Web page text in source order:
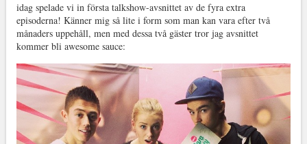
idag spelade vi in första talkshow-avsnittet av de fyra extra
episoderna! Känner mig så lite i form som man kan vara efter två
månaders uppehåll, men med dessa två gäster tror jag avsnittet
kommer bli awesome sauce: